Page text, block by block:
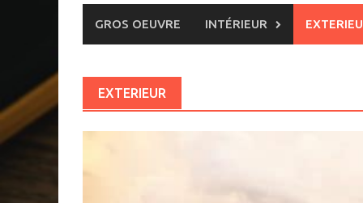
GROS OEUVRE INTÉRIEUR
EXTERIEUR